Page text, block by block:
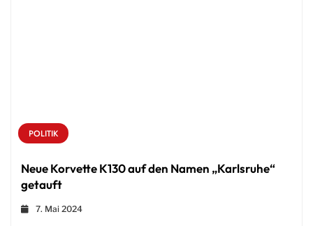
POLITIK
Neue Korvette K130 auf den Namen „Karlsruhe“
getauft
7. Mai 2024